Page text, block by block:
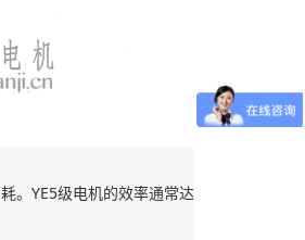
。YE5级电机的效率通常达